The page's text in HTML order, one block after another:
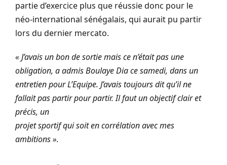
partie d’exercice plus que réussie donc pour le
néo-international sénégalais, qui aurait pu partir
lors du dernier mercato.
« J’avais un bon de sortie mais ce n’était pas une
obligation, a admis Boulaye Dia ce samedi, dans un
entretien pour L’Equipe. J’avais toujours dit qu’il ne
fallait pas partir pour partir. Il faut un objectif clair et
précis, un
projet sportif qui soit en corrélation avec mes
ambitions ».